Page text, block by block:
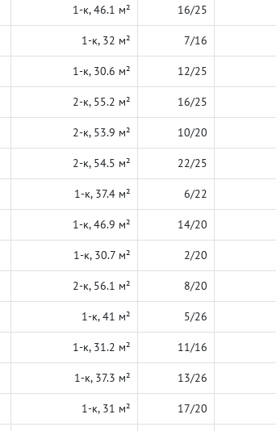
1-к, 46.1 м² 16/25
1-к, 32 м² 7/16
1-к, 30.6 м² 12/25
2-к, 55.2 м² 16/25
2-к, 53.9 м² 10/20
2-к, 54.5 м² 22/25
1-к, 37.4 м² 6/22
1-к, 46.9 м² 14/20
1-к, 30.7 м² 2/20
2-к, 56.1 м² 8/20
1-к, 41 м² 5/26
1-к, 31.2 м² 11/16
1-к, 37.3 м² 13/26
1-к, 31 м² 17/20